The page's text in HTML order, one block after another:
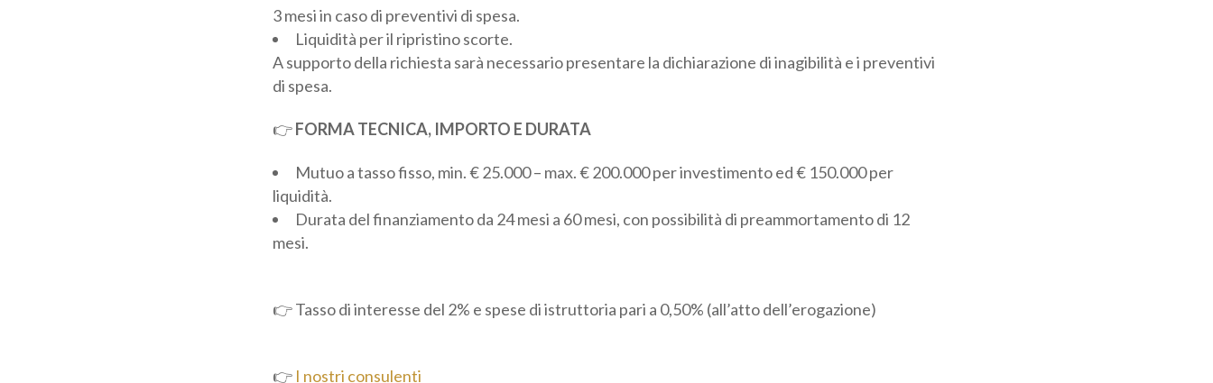
e 3 mesi in caso di preventivi di spesa.
Liquidità per il ripristino scorte.
A supporto della richiesta sarà necessario presentare la dichiarazione di inagibilità e i
preventivi di spesa.
👉FORMA TECNICA, IMPORTO E DURATA
Mutuo a tasso fisso, min. € 25.000 – max. € 200.000 per investimento ed € 150.000 per
liquidità.
Durata del finanziamento da 24 mesi a 60 mesi, con possibilità di preammortamento di 12
mesi.
👉 Tasso di interesse del 2% e spese di istruttoria pari a 0,50% (all’atto dell’erogazione)
👉 I nostri consulenti